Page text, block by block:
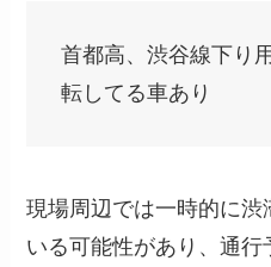
首都高、渋谷線下り
転してる車あり
現場周辺では一時的に
いる可能性があり、通